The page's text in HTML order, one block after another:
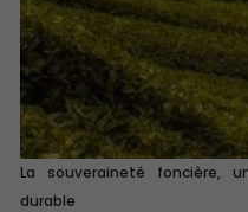
La souveraineté foncière,
durable